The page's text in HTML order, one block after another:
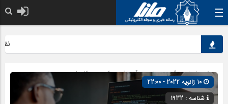
نقش
صفحه اصلی» گروه »علمی و آموزشی»کسب و کارها
شناسه : 1932